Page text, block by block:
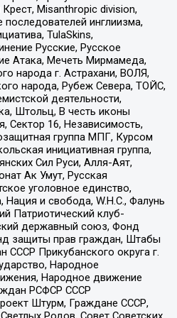
Misanthropic division,
инглиизма,
TulaSkins,
Русские, Русское
Атака, Мечеть Мирмамеда,
народа г. Астрахани, ВОЛЯ,
народа, Рубеж Севера, ТОЙС,
деятельности,
Штольц, В честь иконы
Сектор 16, Независимость,
группа МПГ, Курсом
инициативная группа,
Сил Руси, Алля-Аят,
Ак Умут, Русская
уголовное единство,
и свобода, W.H.С., Фалунь
Патриотический клуб-
державный союз, Фонд
защиты прав граждан, Штабы
СССР Прикубанского округа г.
Народное
Народное движение
РСФСР СССР
Штурм, Граждане СССР,